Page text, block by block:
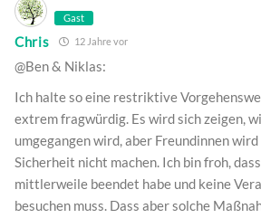
Gast
Chris 12 Jahre vor
@Ben & Niklas:
Ich halte so eine restriktive
extrem fragwürdig. Es wird sich zeigen,
umgegangen wird, aber Freundinnen
Sicherheit nicht machen. Ich bin froh,
mittlerweile beendet habe und keine
besuchen muss. Dass aber solche